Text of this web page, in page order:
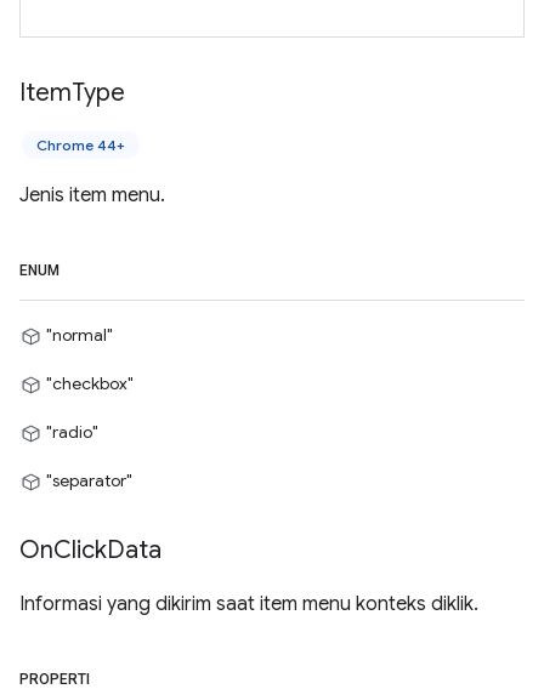
ItemType
Chrome 44+
Jenis item menu.
ENUM
"normal"
"checkbox"
"radio"
"separator"
OnClickData
Informasi yang dikirim saat item menu konteks diklik.
PROPERTI